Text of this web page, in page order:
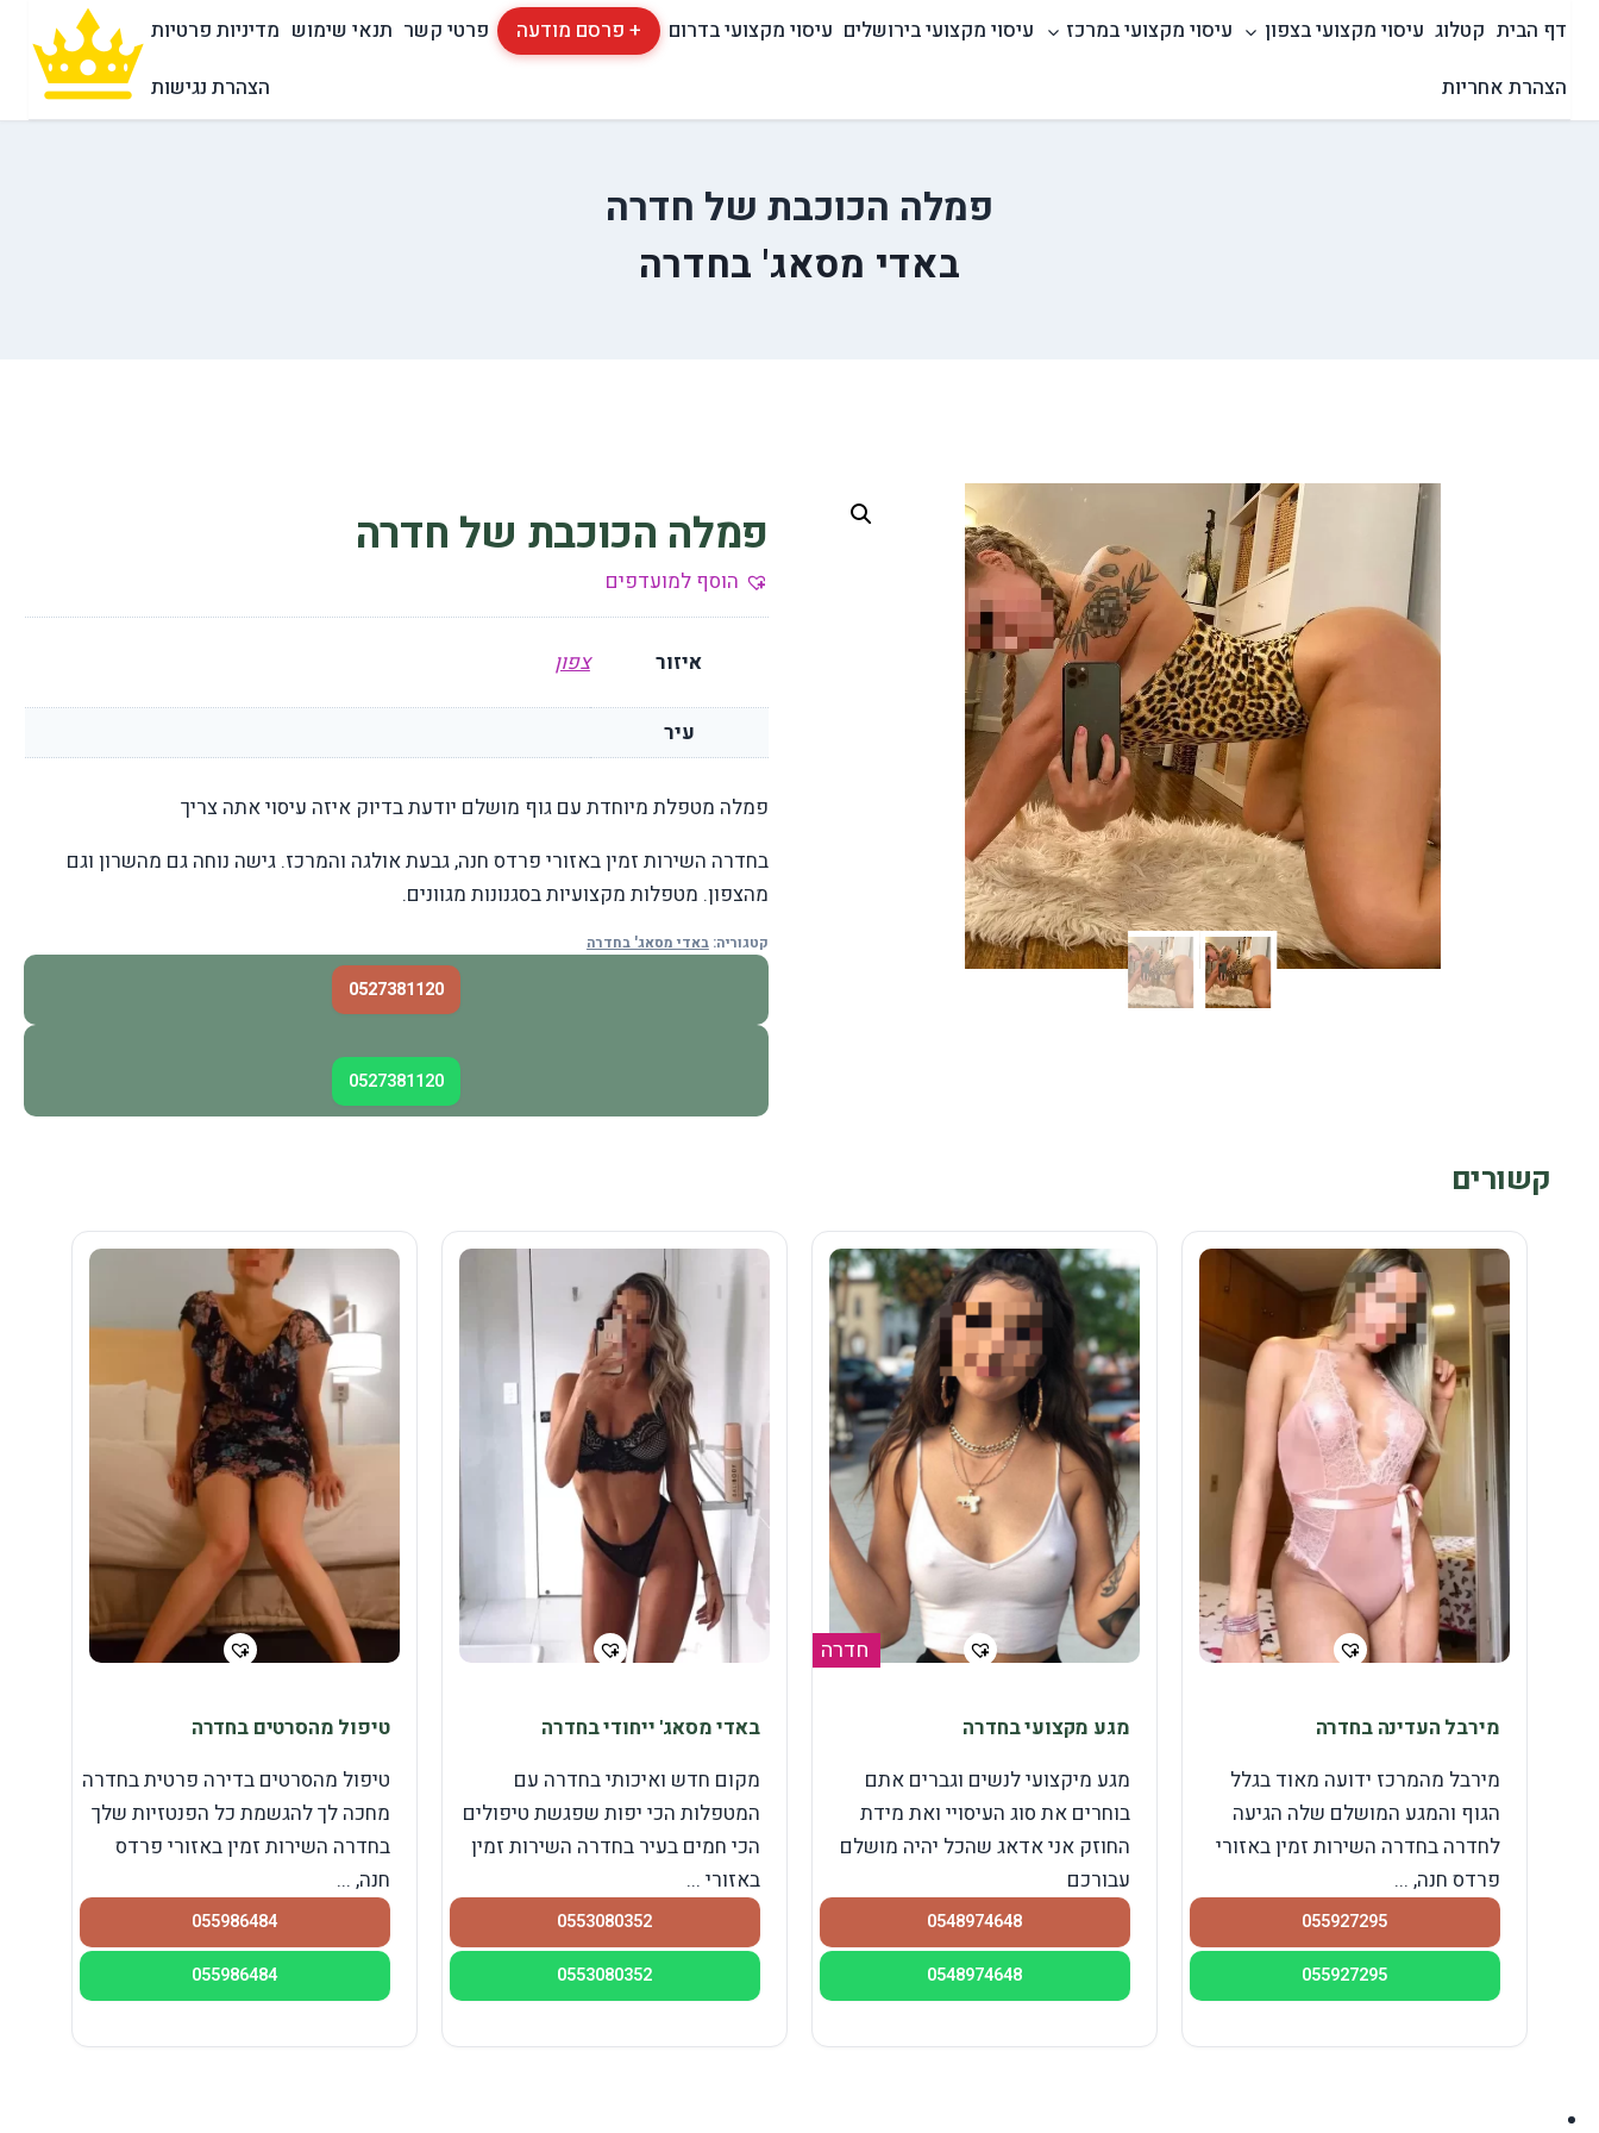
content
דף הבית קטלוג עיסוי מקצועי בצפון עיסוי מקצועי במרכז עיסוי מקצועי בירושלים עיסוי מקצועי בדרום + פרסם מודעה פרטי קשר תנאי שימוש מדיניות פרטיות
הצהרת אחריות
הצהרת נגישות
פמלה הכוכבת של חדרה
באדי מסאג' בחדרה
פמלה הכוכבת של חדרה
הוסף למועדפים
איזור צפון
עיר
פמלה מטפלת מיוחדת עם גוף מושלם יודעת בדיוק איזה עיסוי אתה צריך
בחדרה השירות זמין באזורי פרדס חנה, גבעת אולגה והמרכז. גישה נוחה גם מהשרון וגם
מהצפון. מטפלות מקצועיות בסגנונות מגוונים.
קטגוריה:באדי מסאג' בחדרה
0527381120
0527381120
קשורים
מירבל העדינה בחדרה
מירבל מהמרכז ידועה מאוד בגלל
הגוף והמגע המושלם שלה הגיעה
לחדרה בחדרה השירות זמין באזורי
פרדס חנה, ...
055927295
055927295
חדרה
מגע מקצועי בחדרה
מגע מיקצועי לנשים וגברים אתם
בוחרים את סוג העיסויי ואת מידת
החוזק אני אדאג שהכל יהיה מושלם
עבורכם
0548974648
0548974648
באדי מסאג' ייחודי בחדרה
מקום חדש ואיכותי בחדרה עם
המטפלות הכי יפות שפגשת טיפולים
הכי חמים בעיר בחדרה השירות זמין
באזורי ...
0553080352
0553080352
טיפול מהסרטים בחדרה
טיפול מהסרטים בדירה פרטית בחדרה
מחכה לך להגשמת כל הפנטזיות שלך
בחדרה השירות זמין באזורי פרדס
חנה, ...
055986484
055986484